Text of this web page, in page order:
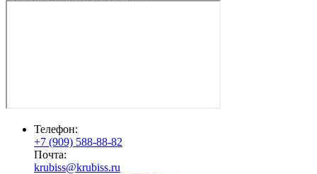
Телефон:
+7 (909) 588-88-82
Почта:
krubiss@krubiss.ru